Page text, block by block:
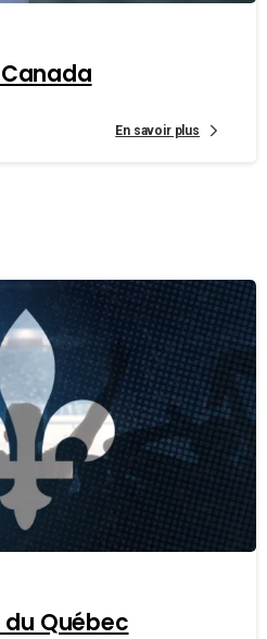
En savoir plus
Québec